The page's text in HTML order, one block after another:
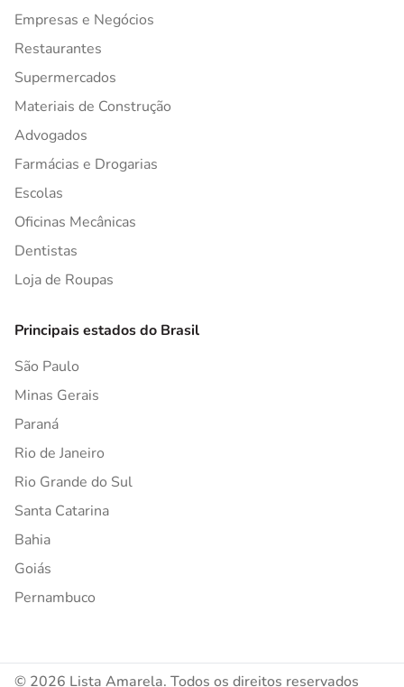
Empresas e Negócios
Restaurantes
Supermercados
Materiais de Construção
Advogados
Farmácias e Drogarias
Escolas
Oficinas Mecânicas
Dentistas
Loja de Roupas
Principais estados do Brasil
São Paulo
Minas Gerais
Paraná
Rio de Janeiro
Rio Grande do Sul
Santa Catarina
Bahia
Goiás
Pernambuco
© 2026 Lista Amarela. Todos os direitos reservados